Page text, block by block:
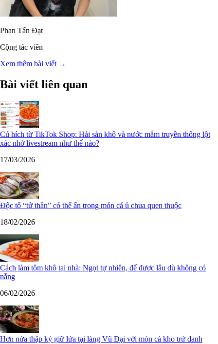
Phan Tấn Đạt
Cộng tác viên
Xem thêm bài viết →
Bài viết liên quan
Cú hích từ TikTok Shop: Hải sản khô và nước mắm truyền thống lột
xác nhờ livestream như thế nào?
17/03/2026
Độc tố “tử thần” có thể ẩn trong món cá ủ chua quen thuộc
18/02/2026
Cách làm tôm khô tại nhà: Ngọt tự nhiên, để được lâu dù không có
nắng
06/02/2026
Hơn nửa thập kỷ giữ lửa tại làng Vũ Đại với món cá kho trứ danh